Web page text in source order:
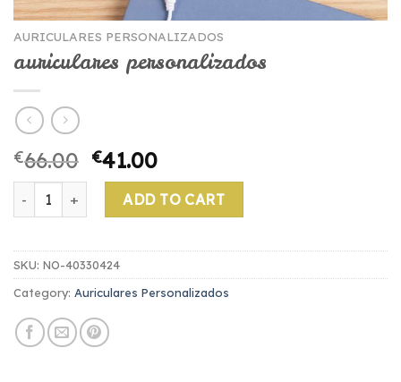
AURICULARES PERSONALIZADOS
auriculares personalizados
€66.00 €41.00
auriculares personalizados quantity
ADD TO CART
SKU: NO-40330424
Category: Auriculares Personalizados